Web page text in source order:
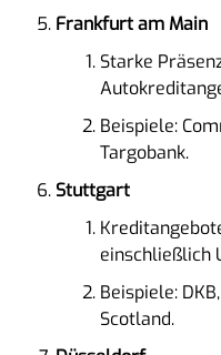
Frankfurt am Main
Starke
Beispiele:
Targobank.
Stuttgart
einschließlich
Beispiele:
Scotland.